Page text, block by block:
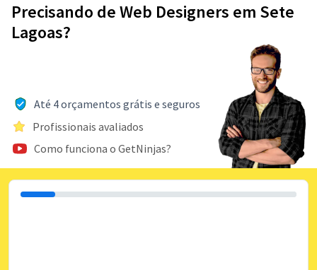
Precisando de Web Designers em Sete
Lagoas?
Até 4 orçamentos grátis e seguros
Profissionais avaliados
Como funciona o GetNinjas?